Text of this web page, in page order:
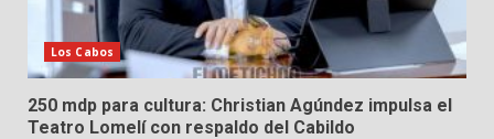
Los Cabos
250 mdp para cultura: Christian Agúndez impulsa el
Teatro Lomelí con respaldo del Cabildo